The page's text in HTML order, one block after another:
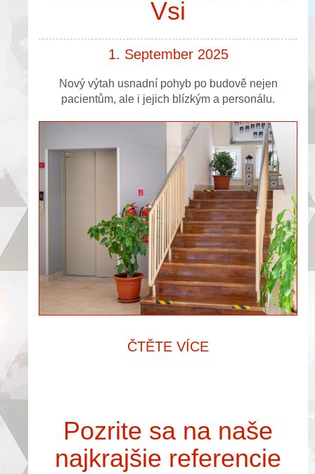
Vsi
1. September 2025
Nový výtah usnadní pohyb po budově nejen
pacientům, ale i jejich blízkým a personálu.
ČTĚTE VÍCE
Pozrite sa na naše
najkrajšie referencie